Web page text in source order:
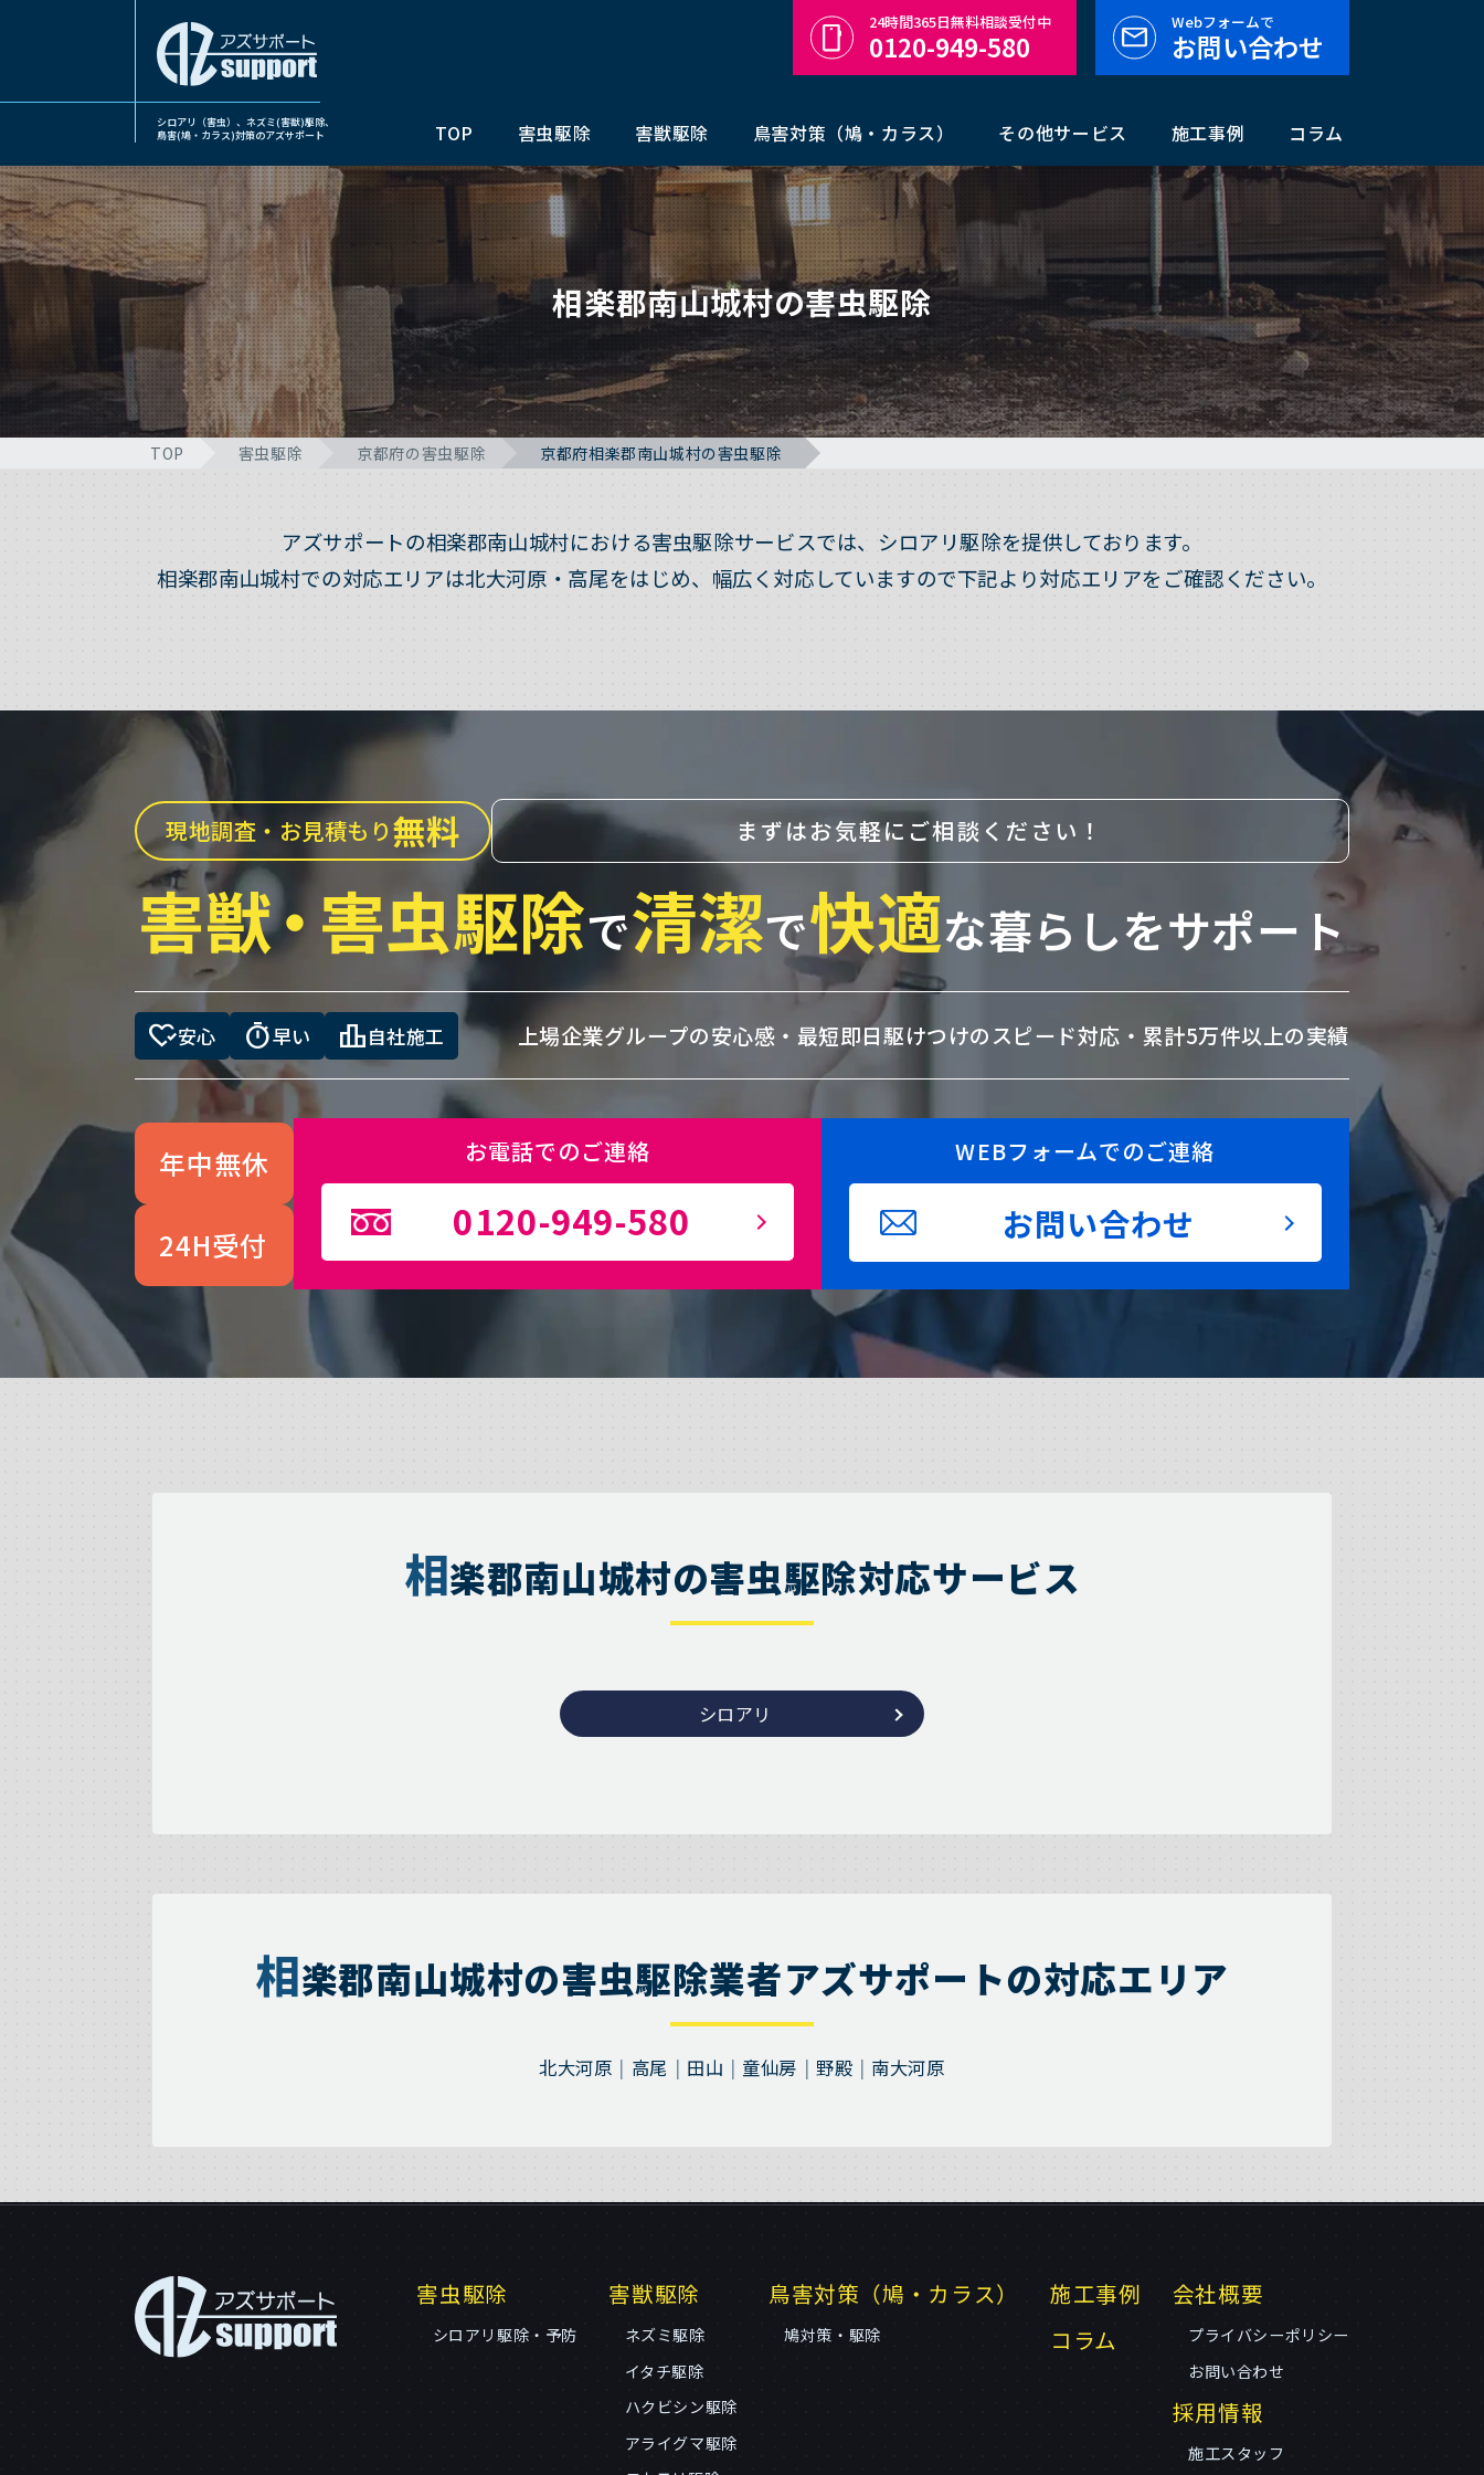
シロアリ（害虫）、ネズミ(害獣)駆除、
鳥害(鳩・カラス)対策のアズサポート
TOP 害虫駆除 害獣駆除 鳥害対策（鳩・カラス） その他サービス 施工事例 コラム
24時間365日無料相談受付中
0120-949-580
Webフォームで
お問い合わせ
相楽郡南山城村の害虫駆除
TOP 害虫駆除 京都府の害虫駆除 京都府相楽郡南山城村の害虫駆除
アズサポートの相楽郡南山城村における害虫駆除サービスでは、シロアリ駆除を提供しております。
相楽郡南山城村での対応エリアは北大河原・高尾をはじめ、幅広く対応していますので下記より対応エリアをご確認ください。
現地調査・お見積もり無料 まずはお気軽にご相談ください！
害獣・害虫駆除で清潔で快適な暮らしをサポート
heart_check安心 timer早い leaderboard自社施工 上場企業グループの安心感・ 最短即日駆けつけのスピード対応・ 累計5万件以上の実績
年中無休
24H受付
お電話でのご連絡
0120-949-580
WEBフォームでのご連絡
お問い合わせ
相楽郡南山城村の害虫駆除対応サービス
シロアリ
相楽郡南山城村の害虫駆除業者アズサポートの対応エリア
北大河原 高尾 田山 童仙房 野殿 南大河原
害虫駆除
シロアリ駆除・予防
害獣駆除
ネズミ駆除
イタチ駆除
ハクビシン駆除
アライグマ駆除
鳥害対策（鳩・カラス）
鳩対策・駆除
施工事例
コラム
会社概要
プライバシーポリシー
お問い合わせ
採用情報
施工スタッフ